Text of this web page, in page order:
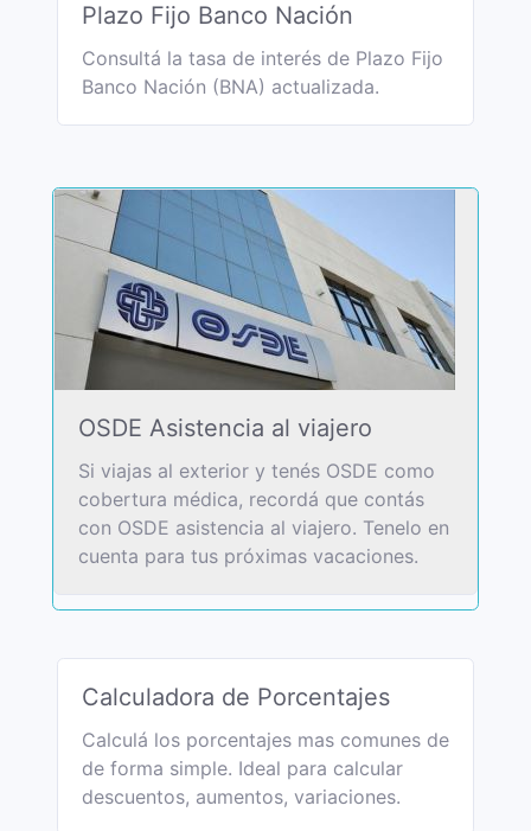
Plazo Fijo Banco Nación
Consultá la tasa de interés de Plazo Fijo
Banco Nación (BNA) actualizada.
OSDE Asistencia al viajero
Si viajas al exterior y tenés OSDE como
cobertura médica, recordá que contás
con OSDE asistencia al viajero. Tenelo en
cuenta para tus próximas vacaciones.
Calculadora de Porcentajes
Calculá los porcentajes mas comunes de
de forma simple. Ideal para calcular
descuentos, aumentos, variaciones.